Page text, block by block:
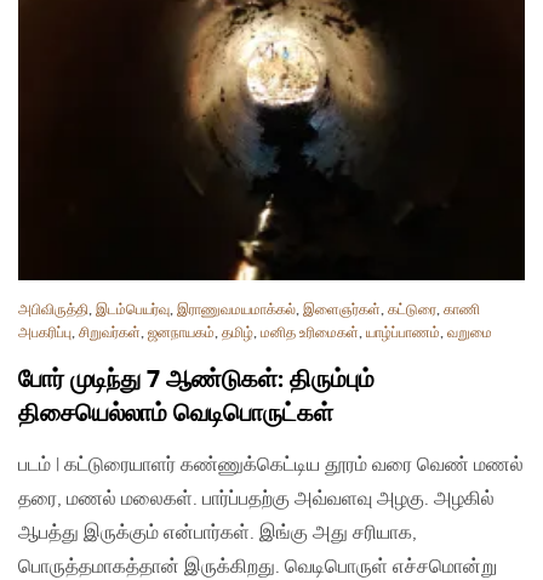
அபிவிருத்தி, இடம்பெயர்வு, இராணுவமயமாக்கல், இளைஞர்கள், கட்டுரை, காணி
அபகரிப்பு, சிறுவர்கள், ஜனநாயகம், தமிழ், மனித உரிமைகள், யாழ்ப்பாணம், வறுமை
போர் முடிந்து 7 ஆண்டுகள்: திரும்பும்
திசையெல்லாம் வெடிபொருட்கள்
படம் | கட்டுரையாளர் கண்ணுக்கெட்டிய தூரம் வரை வெண் மணல்
தரை, மணல் மலைகள். பார்ப்பதற்கு அவ்வளவு அழகு. அழகில்
ஆபத்து இருக்கும் என்பார்கள். இங்கு அது சரியாக,
பொருத்தமாகத்தான் இருக்கிறது. வெடிபொருள் எச்சமொன்று